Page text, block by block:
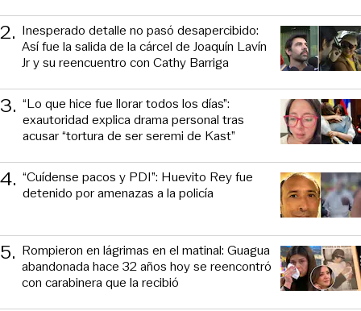
2. Inesperado detalle no pasó desapercibido:
Así fue la salida de la cárcel de Joaquín Lavín
Jr y su reencuentro con Cathy Barriga
3. “Lo que hice fue llorar todos los días”:
exautoridad explica drama personal tras
acusar “tortura de ser seremi de Kast”
4. “Cuídense pacos y PDI”: Huevito Rey fue
detenido por amenazas a la policía
5. Rompieron en lágrimas en el matinal: Guagua
abandonada hace 32 años hoy se reencontró
con carabinera que la recibió